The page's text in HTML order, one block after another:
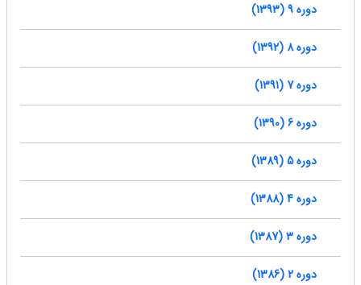
دوره 9 (1393)
دوره 8 (1392)
دوره 7 (1391)
دوره 6 (1390)
دوره 5 (1389)
دوره 4 (1388)
دوره 3 (1387)
دوره 2 (1386)